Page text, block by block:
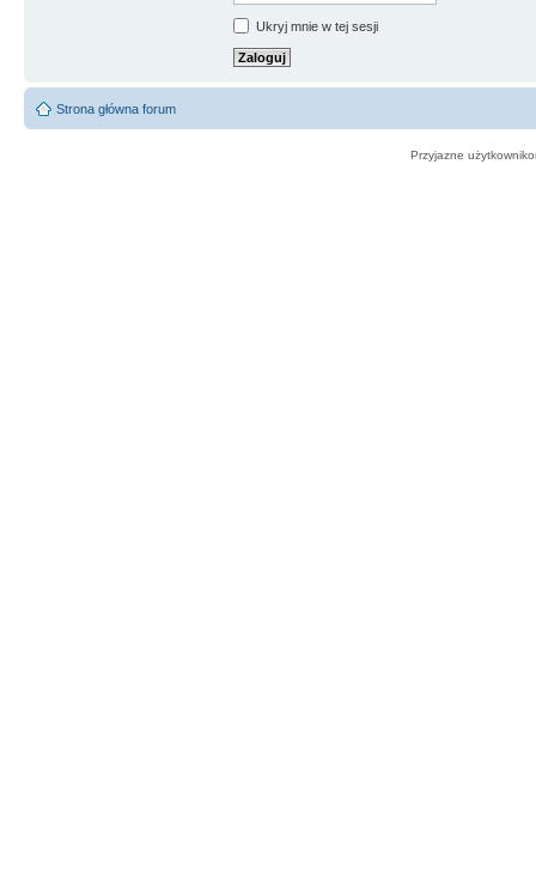
Ukryj mnie w tej sesji
Strona główna forum
Przyjazne